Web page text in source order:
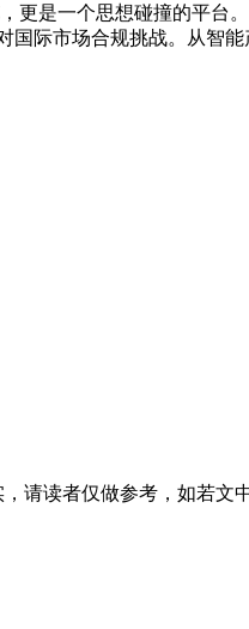
更是一个思想碰撞的平
际市场合规挑战。从智
请读者仅做参考，如若